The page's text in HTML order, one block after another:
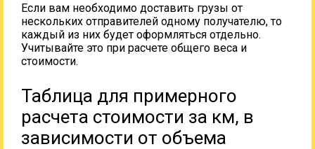
Если вам необходимо доставить грузы от
нескольких отправителей одному получателю, то
каждый из них будет оформляться отдельно.
Учитывайте это при расчете общего веса и
стоимости.
Таблица для примерного
расчета стоимости за км, в
зависимости от объема